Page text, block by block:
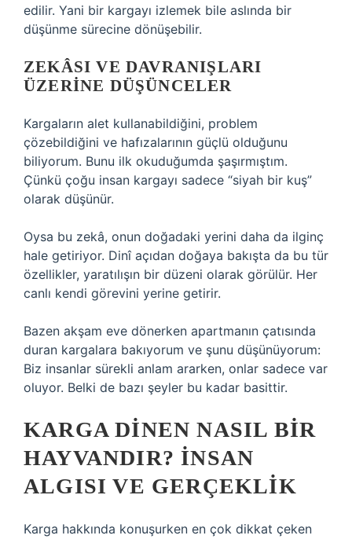
edilir. Yani bir kargayı izlemek bile aslında bir
düşünme sürecine dönüşebilir.
ZEKÂSI VE DAVRANIŞLARI
ÜZERINE DÜŞÜNCELER
Kargaların alet kullanabildiğini, problem
çözebildiğini ve hafızalarının güçlü olduğunu
biliyorum. Bunu ilk okuduğumda şaşırmıştım.
Çünkü çoğu insan kargayı sadece “siyah bir kuş”
olarak düşünür.
Oysa bu zekâ, onun doğadaki yerini daha da ilginç
hale getiriyor. Dinî açıdan doğaya bakışta da bu tür
özellikler, yaratılışın bir düzeni olarak görülür. Her
canlı kendi görevini yerine getirir.
Bazen akşam eve dönerken apartmanın çatısında
duran kargalara bakıyorum ve şunu düşünüyorum:
Biz insanlar sürekli anlam ararken, onlar sadece var
oluyor. Belki de bazı şeyler bu kadar basittir.
KARGA DINEN NASIL BIR
HAYVANDIR? İNSAN
ALGISI VE GERÇEKLIK
Karga hakkında konuşurken en çok dikkat çeken